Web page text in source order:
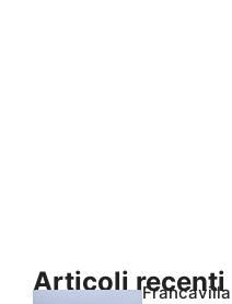
Articoli recenti